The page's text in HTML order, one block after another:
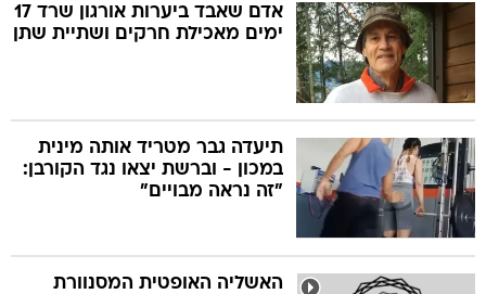
אדם שאבד ביערות אורגון שרד 17
ימים מאכילת חרקים ושתיית שתן
תיעדה גבר מטריד אותה מינית
במכון - וברשת יצאו נגד הקורבן:
"זה נראה מבויים"
האשליה האופטית המסנוורת